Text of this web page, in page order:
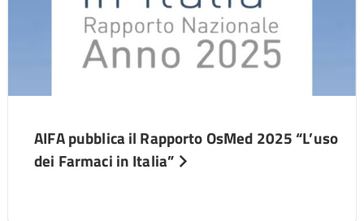
AIFA pubblica il Rapporto OsMed 2025 “L’uso
dei Farmaci in Italia”